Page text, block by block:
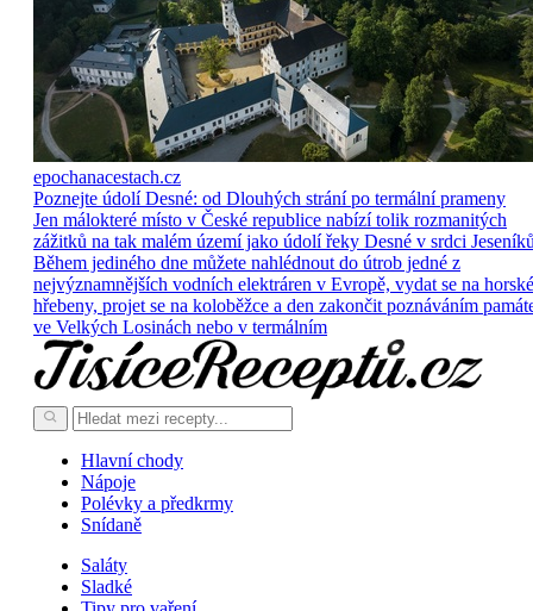
epochanacestach.cz
Poznejte údolí Desné: od Dlouhých strání po termální prameny
Jen málokteré místo v České republice nabízí tolik rozmanitých
zážitků na tak malém území jako údolí řeky Desné v srdci
Během jediného dne můžete nahlédnout do útrob jedné z
nejvýznamnějších vodních elektráren v Evropě, vydat se na horské
hřebeny, projet se na koloběžce a den zakončit poznáváním
ve Velkých Losinách nebo v termálním
Hlavní chody
Nápoje
Polévky a předkrmy
Snídaně
Saláty
Sladké